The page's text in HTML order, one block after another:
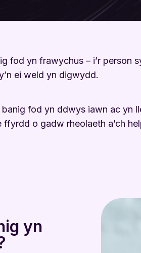
fod yn frawychus – i’r person
ei weld yn digwydd.
banig fod yn ddwys iawn ac yn
o gadw rheolaeth a’ch
yn